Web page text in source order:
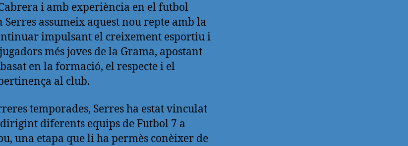
i amb experiència en el futbol
assumeix aquest nou repte amb la
impulsant el creixement esportiu i
més joves de la Grama, apostant
en la formació, el respecte i el
al club.
temporades, Serres ha estat vinculat
diferents equips de Futbol 7 a
una etapa que li ha permès conèixer de